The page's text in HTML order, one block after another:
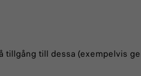
till dessa (exempelvis